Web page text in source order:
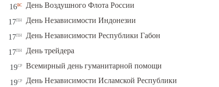
16вс День Воздушного Флота России
17пн День Независимости Индонезии
17пн День Независимости Республики Габон
17пн День трейдера
19ср Всемирный день гуманитарной помощи
19ср
День Независимости Исламской Республики